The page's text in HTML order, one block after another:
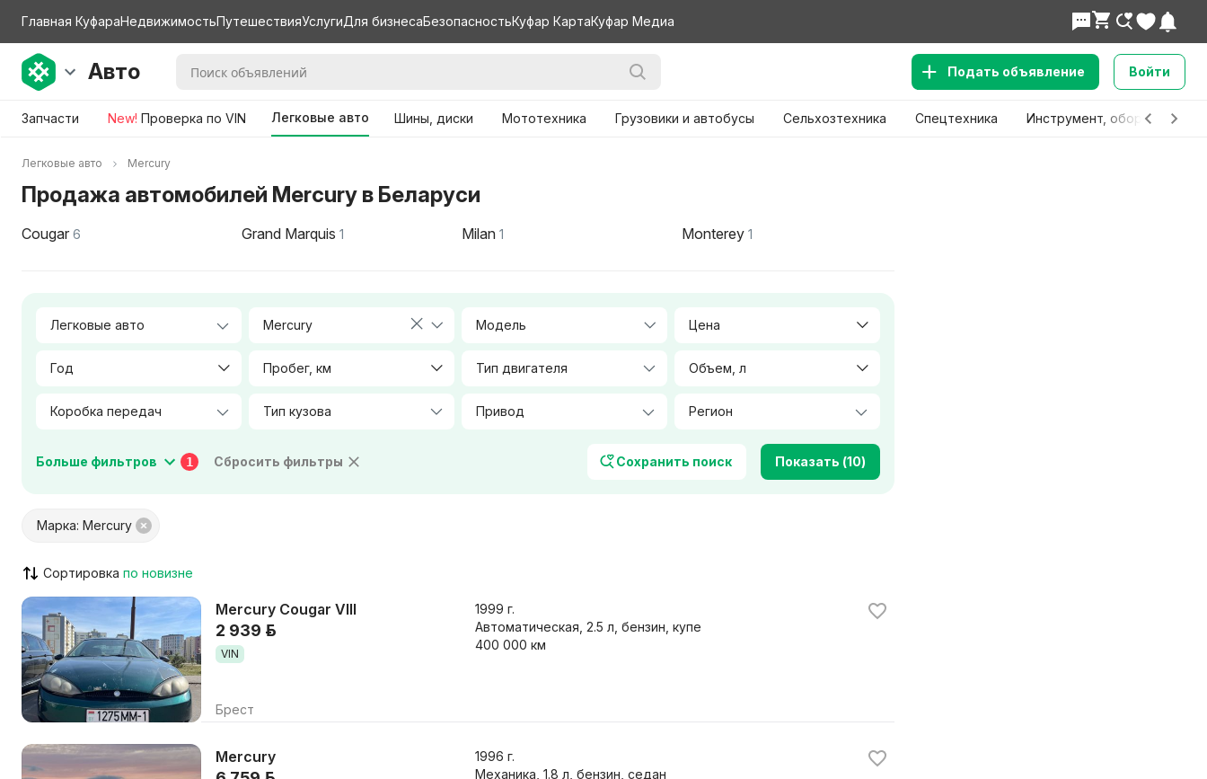
Главная КуфараНедвижимостьПутешествияУслугиДля бизнесаБезопасностьКуфар КартаКуфар Медиа
Авто Подать объявление Войти
Запчасти New! Проверка по VIN Легковые авто Шины, диски Мототехника Грузовики и автобусы Сельхозтехника Спецтехника Инструмент, оборудование
Легковые авто Mercury
Продажа автомобилей Mercury в Беларуси
Cougar 6 Grand Marquis 1 Milan 1 Monterey 1
Mercury Модель Цена
Год Пробег, км Тип двигателя Объем, л
Тип кузова
Мощность двигателя, л.с.
VIN указан Кондиционер / климат-контроль
Обогрев сидений
ABS / ESP / ASR
Парктроник / камера
Круиз-контроль
Только с видео
Больше фильтров 1 Сбросить фильтры Сохранить поиск Показать (10)
Марка: Mercury
Сортировка
Mercury Cougar VIII
2 939 р.
VIN
Брест
1999 г.
Автоматическая, 2.5 л, бензин, купе
400 000 км
Mercury 1996 г.
Механика, 1.8 л, бензин, седан